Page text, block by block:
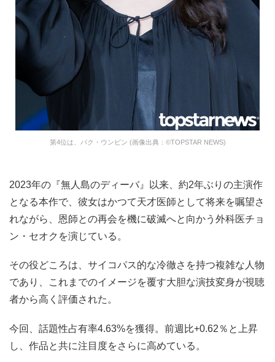
第4位は、パク・ウンビン (画像出典：©TOPSTAR NEWS)
2023年の『無人島のディーバ』以来、約2年ぶりの主演作
となる本作で、彼女はかつて天才医師として将来を嘱望さ
れながら、恩師との再会を機に破滅へと向かう外科医チョ
ン・セオクを演じている。
その役どころは、サイコパス的な冷徹さを持つ複雑な人物
であり、これまでのイメージを覆す大胆な演技変身が視聴
者から高く評価された。
今回、話題性占有率4.63%を獲得。前週比+0.62％と上昇
し、作品と共に注目度をさらに高めている。